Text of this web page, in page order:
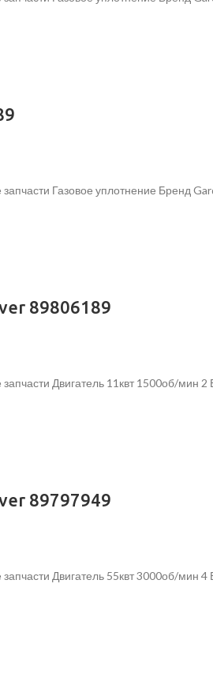
Газовое уплотнение Бренд
89806189
Двигатель 11квт 1500об/мин
89797949
Двигатель 55квт 3000об/мин